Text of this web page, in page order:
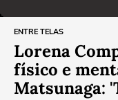
ENTRE TELAS
Lorena
físico e
Matsunaga: